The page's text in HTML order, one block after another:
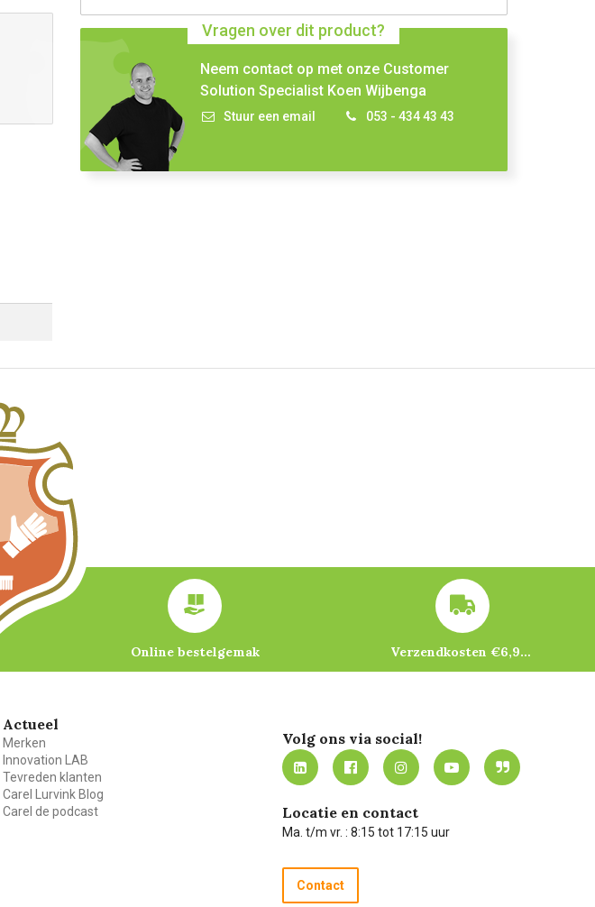
Vragen over dit product?
Neem contact op met onze Customer
Solution Specialist Koen Wijbenga
Stuur een email 053 - 434 43 43
Online bestelgemak Verzendkosten €6,95 – gratis bij je eerste bestelling vanaf €200
Actueel
Merken
Innovation LAB
Tevreden klanten
Carel Lurvink Blog
Carel de podcast
Volg ons via social!
Locatie en contact
Ma. t/m vr. : 8:15 tot 17:15 uur
Contact